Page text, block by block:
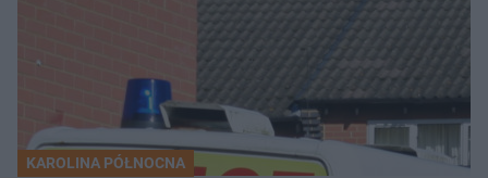
KAROLINA PÓŁNOCNA